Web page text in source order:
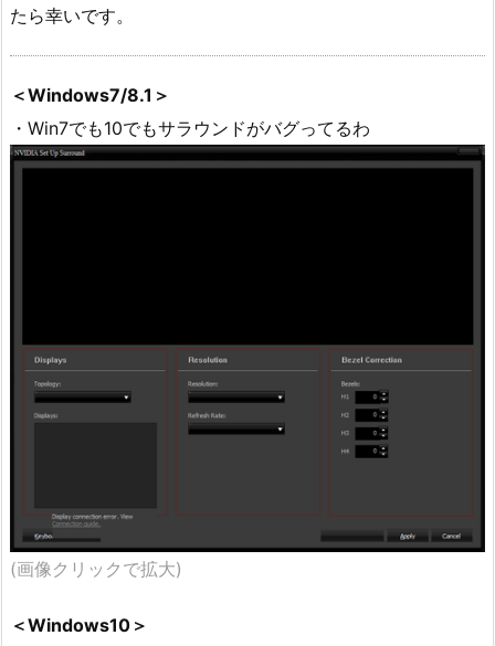
たら幸いです。
＜Windows7/8.1＞
・Win7でも10でもサラウンドがバグってるわ
(画像クリックで拡大)
＜Windows10＞